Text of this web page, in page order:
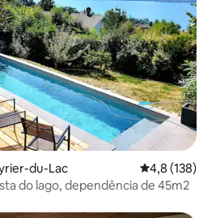
du-Lac 4,8 de uma
4,8 (138)
do lago, dependência de 45m2